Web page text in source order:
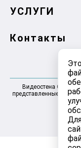
УСЛУГИ
Контакты
Видеостена
представленные на